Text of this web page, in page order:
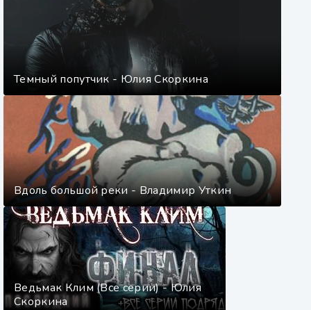
Темный попутчик - Юлия Скоркина
Вдоль большой реки - Владимир Уткин
Ведьмак Клим (Все серии) - Юлия
Скоркина